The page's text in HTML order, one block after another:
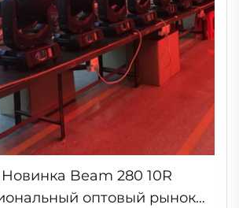
Beam 280 10R
оптовый рынок